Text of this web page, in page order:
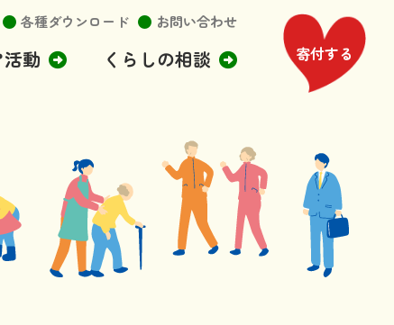
各種ダウンロード お問い合わせ
動 くらしの相談 寄付する